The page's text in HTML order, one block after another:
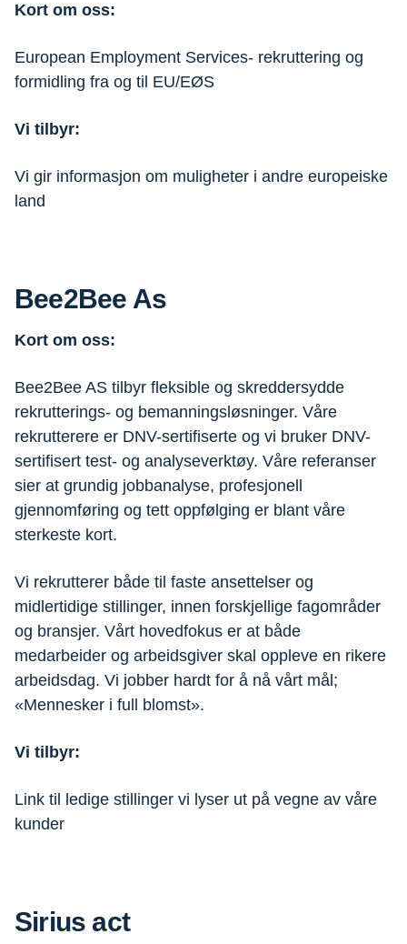
Kort om oss:
European Employment Services- rekruttering og
formidling fra og til EU/EØS
Vi tilbyr:
Vi gir informasjon om muligheter i andre europeiske
land
Bee2Bee As
Kort om oss:
Bee2Bee AS tilbyr fleksible og skreddersydde
rekrutterings- og bemanningsløsninger. Våre
rekrutterere er DNV-sertifiserte og vi bruker DNV-
sertifisert test- og analyseverktøy. Våre referanser
sier at grundig jobbanalyse, profesjonell
gjennomføring og tett oppfølging er blant våre
sterkeste kort.
Vi rekrutterer både til faste ansettelser og
midlertidige stillinger, innen forskjellige fagområder
og bransjer. Vårt hovedfokus er at både
medarbeider og arbeidsgiver skal oppleve en rikere
arbeidsdag. Vi jobber hardt for å nå vårt mål;
«Mennesker i full blomst».
Vi tilbyr:
Link til ledige stillinger vi lyser ut på vegne av våre
kunder
Sirius act